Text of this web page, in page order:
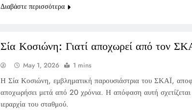
Διαβάστε περισσότερα
Σία Κοσιώνη: Γιατί αποχωρεί από τον
May 1, 2026 1 mins
Η Σία Κοσιώνη, εμβληματική παρουσιάστρια του ΣΚΑΪ,
αποχωρήσει μετά από 20 χρόνια. Η απόφαση αυτή
ιεραρχία του σταθμού.